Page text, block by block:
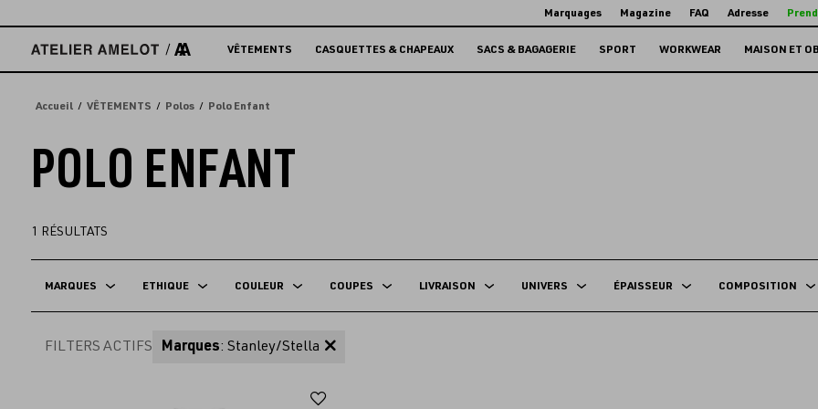
directement
contenu
Marquages Magazine FAQ Adresse
VÊTEMENTS CASQUETTES & CHAPEAUX SACS & BAGAGERIE SPORT WORKWEAR MAISON ET
Accueil VÊTEMENTS Polos Polo Enfant
POLO ENFANT
1 RÉSULTATS
MARQUES ETHIQUE COULEUR COUPES LIVRAISON UNIVERS ÉPAISSEUR COMPOSITION
FILTERS ACTIFS Marques: Stanley/Stella